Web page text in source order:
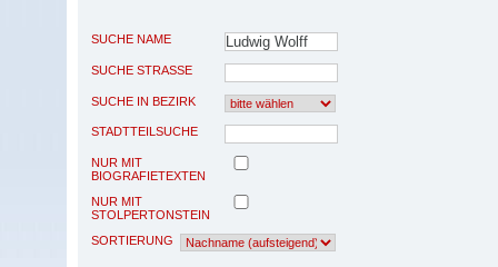
SUCHE NAME
SUCHE STRASSE
SUCHE IN BEZIRK
STADTTEILSUCHE
NUR MIT
BIOGRAFIETEXTEN
NUR MIT
STOLPERTONSTEIN
SORTIERUNG